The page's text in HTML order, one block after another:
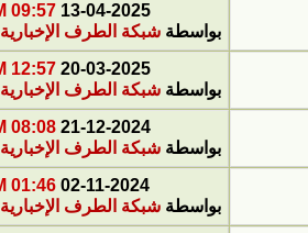
13-04-2025
09:57 PM
بواسطة شبكة الطرف الإخبارية
20-03-2025
12:57 PM
بواسطة شبكة الطرف الإخبارية
21-12-2024
08:08 PM
بواسطة شبكة الطرف الإخبارية
02-11-2024
01:46 PM
بواسطة شبكة الطرف الإخبارية